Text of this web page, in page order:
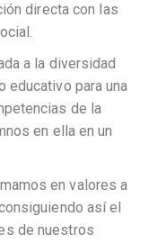
directa con las
a la diversidad
educativo para una
de la
en ella en un
en valores a
así el
de nuestros